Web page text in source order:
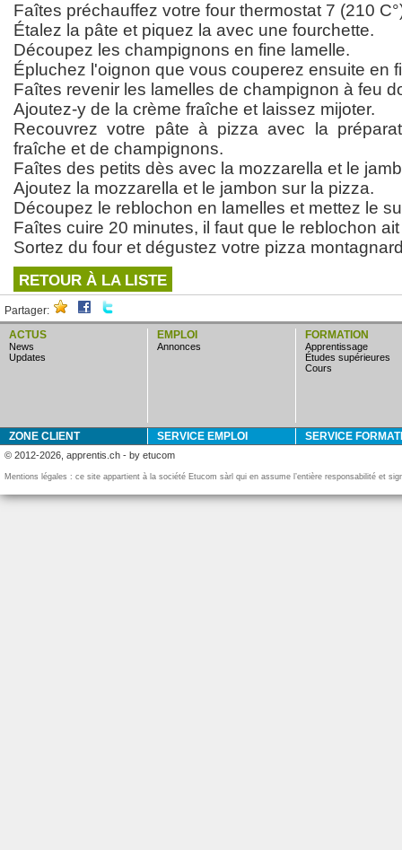
Faîtes préchauffez votre four thermostat 7 (210
Étalez la pâte et piquez la avec une fourchette.
Découpez les champignons en fine lamelle.
Épluchez l'oignon que vous couperez ensuite en
Faîtes revenir les lamelles de champignon à feu
Ajoutez-y de la crème fraîche et laissez mijoter.
Recouvrez votre pâte à pizza avec la
fraîche et de champignons.
Faîtes des petits dès avec la mozzarella et le
Ajoutez la mozzarella et le jambon sur la pizza.
Découpez le reblochon en lamelles et mettez le
Faîtes cuire 20 minutes, il faut que le reblochon
Sortez du four et dégustez votre pizza
RETOUR À LA LISTE
Partager:
ACTUS
news
updates
EMPLOI
annonces
FORMATION
apprentissage
études supérieures
cours
ZONE CLIENT SERVICE EMPLOI SERVICE
© 2012-2026, apprentis.ch - by etucom
Mentions légales : ce site appartient à la société Etucom sàrl qui en assume l’entière responsabilité et